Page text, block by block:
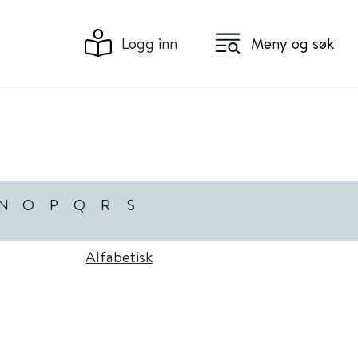
Logg inn Meny og søk
O P Q R S
Alfabetisk